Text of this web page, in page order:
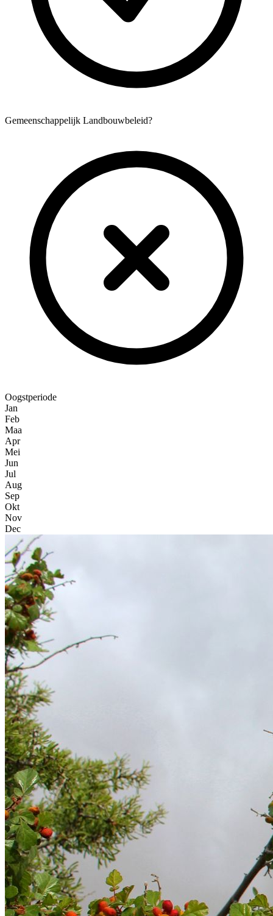
Gemeenschappelijk Landbouwbeleid?
Oogstperiode
Jan
Feb
Maa
Apr
Mei
Jun
Jul
Aug
Sep
Okt
Nov
Dec